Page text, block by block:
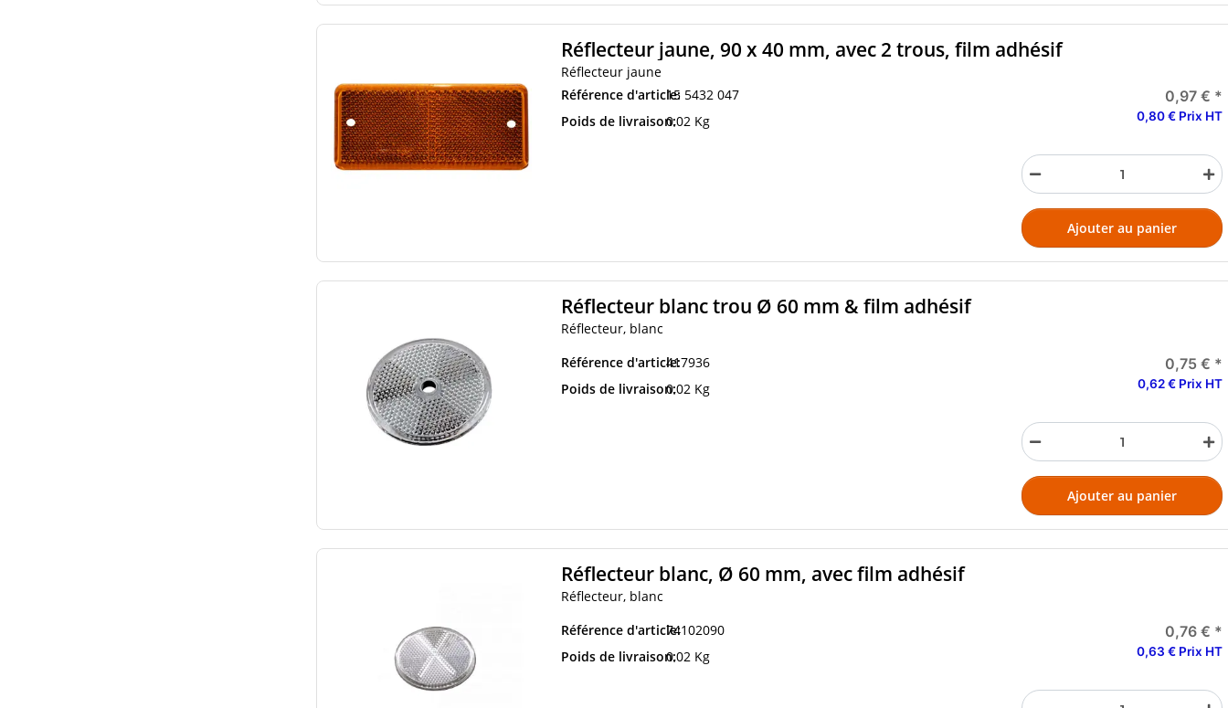
Réflecteur jaune, 90 x 40 mm, avec 2 trous, film adhésif
Réflecteur jaune
Référence d'article:15 5432 047
Poids de livraison:0,02 Kg
0,97 € *
0,80 € Prix HT
Ajouter au panier
Réflecteur blanc trou Ø 60 mm & film adhésif
Réflecteur, blanc
Référence d'article:417936
Poids de livraison:0,02 Kg
0,75 € *
0,62 € Prix HT
Ajouter au panier
Réflecteur blanc, Ø 60 mm, avec film adhésif
Réflecteur, blanc
Référence d'article:74102090
Poids de livraison:0,02 Kg
0,76 € *
0,63 € Prix HT